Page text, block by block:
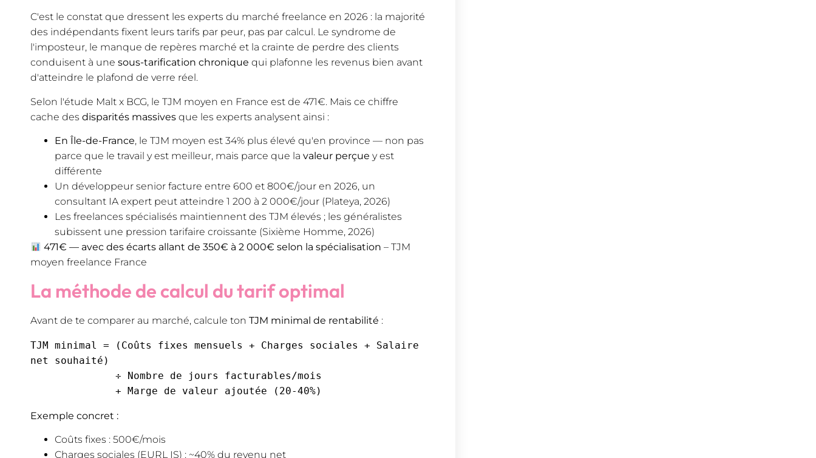
C'est le constat que dressent les experts du marché freelance en 2026 : la majorité
des indépendants fixent leurs tarifs par peur, pas par calcul. Le syndrome de
l'imposteur, le manque de repères marché et la crainte de perdre des clients
conduisent à une sous-tarification chronique qui plafonne les revenus bien avant
d'atteindre le plafond de verre réel.
Selon l'étude Malt x BCG, le TJM moyen en France est de 471€. Mais ce chiffre
cache des disparités massives que les experts analysent ainsi :
En Île-de-France, le TJM moyen est 34% plus élevé qu'en province — non pas
parce que le travail y est meilleur, mais parce que la valeur perçue y est
différente
Un développeur senior facture entre 600 et 800€/jour en 2026, un
consultant IA expert peut atteindre 1 200 à 2 000€/jour (Plateya, 2026)
Les freelances spécialisés maintiennent des TJM élevés ; les généralistes
subissent une pression tarifaire croissante (Sixième Homme, 2026)
471€ — avec des écarts allant de 350€ à 2 000€ selon la spécialisation – TJM
moyen freelance France
La méthode de calcul du tarif optimal
Avant de te comparer au marché, calcule ton TJM minimal de rentabilité :
TJM minimal = (Coûts fixes mensuels + Charges sociales + Salaire
net souhaité)
Exemple concret :
Coûts fixes : 500€/mois
Charges sociales (EURL IS) : ~40% du revenu net